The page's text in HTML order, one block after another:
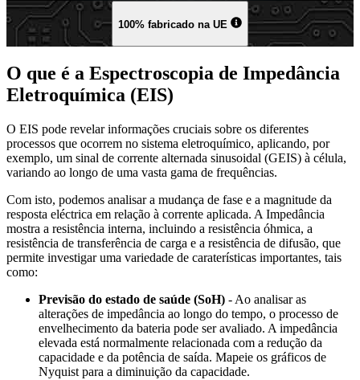
100% fabricado na UE
O que é a Espectroscopia de Impedância
Eletroquímica (EIS)
O EIS pode revelar informações cruciais sobre os diferentes
processos que ocorrem no sistema eletroquímico, aplicando, por
exemplo, um sinal de corrente alternada sinusoidal (GEIS) à célula,
variando ao longo de uma vasta gama de frequências.
Com isto, podemos analisar a mudança de fase e a magnitude da
resposta eléctrica em relação à corrente aplicada. A Impedância
mostra a resistência interna, incluindo a resistência óhmica, a
resistência de transferência de carga e a resistência de difusão, que
permite investigar uma variedade de caraterísticas importantes, tais
como:
Previsão do estado de saúde (SoH) - Ao analisar as
alterações de impedância ao longo do tempo, o processo de
envelhecimento da bateria pode ser avaliado. A impedância
elevada está normalmente relacionada com a redução da
capacidade e da potência de saída. Mapeie os gráficos de
Nyquist para a diminuição da capacidade.